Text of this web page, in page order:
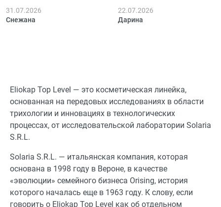
31.07.2026
Снежана
Никакой жирности.
22.07.2026
Дарина
Eliokap Top Level — это косметическая линейка,
основанная на передовых исследованиях в области
трихологии и инновациях в технологических
процессах, от исследовательской лаборатории Solaria
S.R.L.
Solaria S.R.L. — итальянская компания, которая
основана в 1998 году в Вероне, в качестве
«эволюции» семейного бизнеса Orising, история
которого началась еще в 1963 году. К слову, если
говорить о Eliokap Top Level как об отдельном